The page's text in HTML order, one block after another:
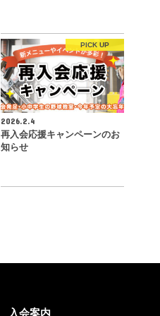
PICK UP
2026.2.4
再入会応援キャンペーンのお
知らせ
入会案内